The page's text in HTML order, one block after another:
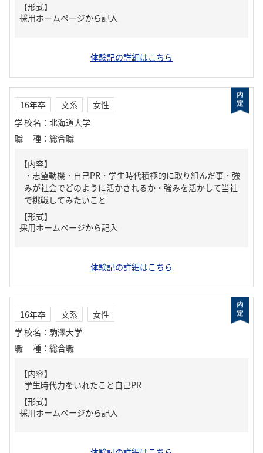
【形式】
採用ホームページから記入
体験記の詳細はこちら
16年卒 文系
女性
学校名 ： 北海道大学
職種 ： 総合職
【内容】
・志望動機・自己PR・学生時代積極的に取り組んだ事・強
みが社会でどのように活かされるか・強みを活かして当社
で挑戦してみたいこと
【形式】
採用ホームページから記入
体験記の詳細はこちら
16年卒 文系
女性
学校名 ： 駒澤大学
職種 ： 総合職
【内容】
学生時代力をいれたこと自己PR
【形式】
採用ホームページから記入